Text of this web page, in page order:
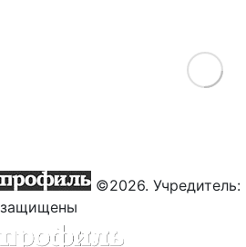
Load More
©2026.
защищены